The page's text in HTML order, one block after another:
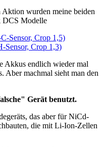
Aktion wurden meine beiden
DCS Modelle
Sensor, Crop 1,5)
Sensor, Crop 1,3)
Akkus endlich wieder mal
Aber machmal sieht man den
Gerät benutzt.
das aber für NiCd-
die mit Li-Ion-Zellen